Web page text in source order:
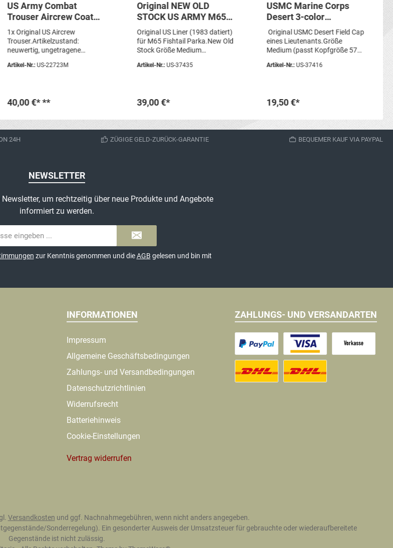
US Army Combat
Trouser Aircrew Coat
Digital ACU Hose
Aramid
1x Original US Aircrew
Trouser.Artikelzustand:
neuwertig, ungetragene
Material:95% Meta-Aramid5%
Artikel-Nr.: US-22723M
40,00 €***
Original NEW OLD
STOCK US ARMY M65
Liner (1983) Innenfutter
Gr. Medium für M65
Fishtail Parka NOS
Original US Liner (1983 datiert)
für M65 Fishtail Parka.New Old
Stock Größe Medium
Stück
Artikel-Nr.: US-37435
39,00 €*
USMC Marine Corps
Desert 3-color
Lieutenant Field Cap
Utility Feldmütze Gr.
Medium (58)
Original USMC Desert Field Cap
eines Lieutenants.Größe
Medium (passt Kopfgröße 57
gebraucht, original Sie erhalten
Artikel-Nr.: US-37416
19,50 €*
24H ZÜGIGE GELD-ZURÜCK-GARANTIE BEQUEMER KAUF VIA PAYPAL
NEWSLETTER
um rechtzeitig über neue Produkte und Angebote
informiert zu werden.
Mail-
Adresse*
zur Kenntnis genommen und dieAGB gelesen und bin mit
INFORMATIONEN
Impressum
Allgemeine Geschäftsbedingungen
Zahlungs- und Versandbedingungen
Datenschutzrichtlinien
Widerrufsrecht
Batteriehinweis
Cookie-Einstellungen
Vertrag widerrufen
ZAHLUNGS- UND VERSANDARTEN
Versandkosten und ggf. Nachnahmegebühren, wenn nicht anders angegeben.
Sonderregelung). Ein gesonderter Ausweis der Umsatzsteuer für gebrauchte oder wiederaufbereitete
Gegenstände ist nicht zulässig.